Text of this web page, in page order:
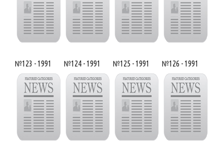
№123 - 1991 №124 - 1991 №125 - 1991 №126 - 1991